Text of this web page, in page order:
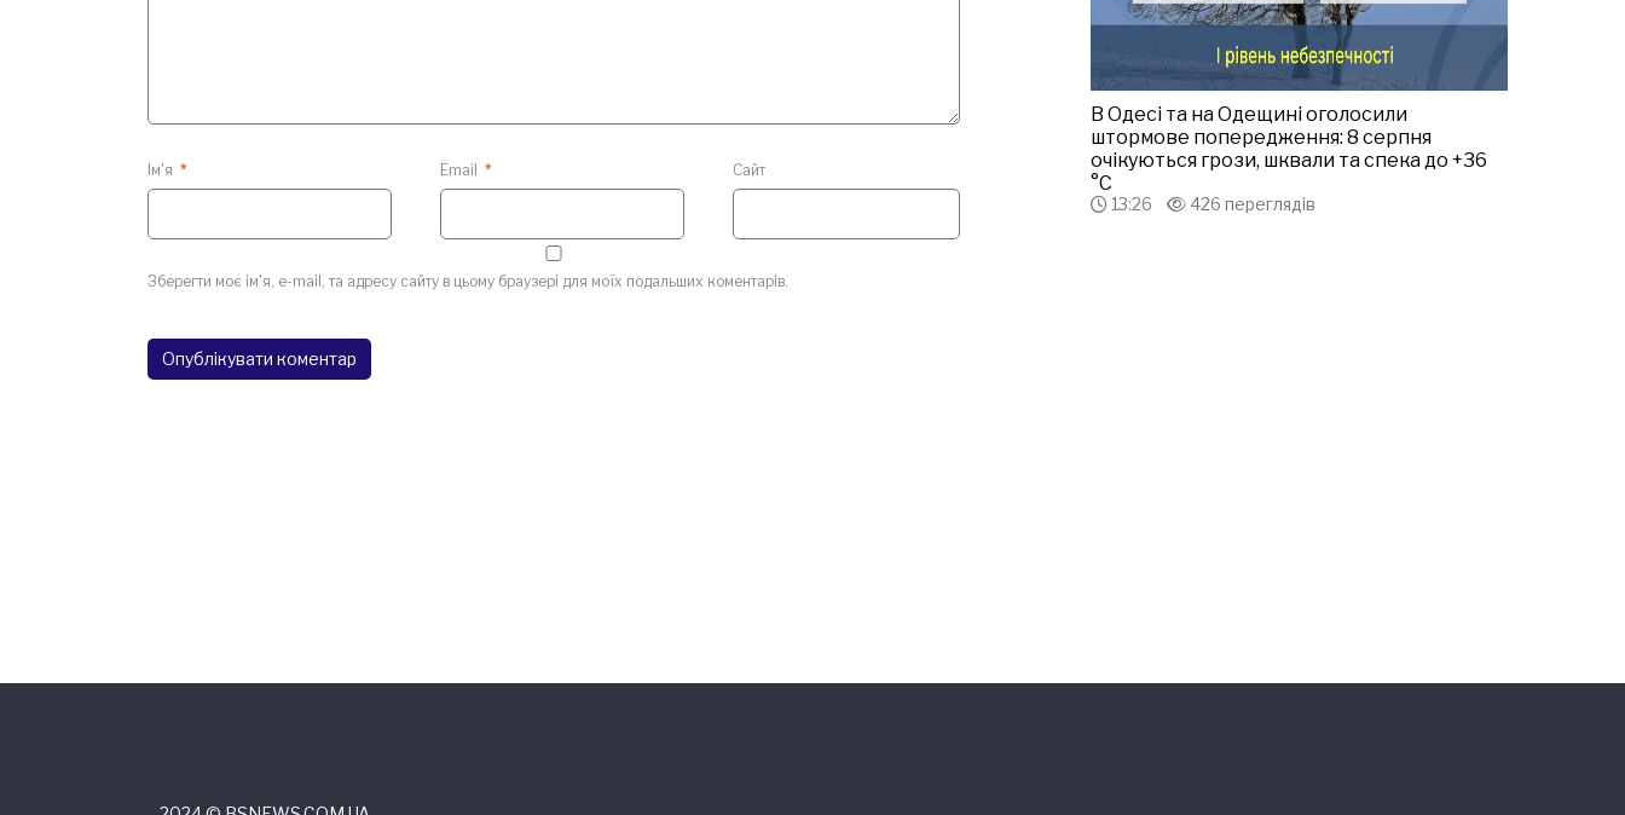
Ім'я * Email * Сайт
Зберегти моє ім'я, e-mail, та адресу сайту в цьому браузері для моїх подальших коментарів.
В Одесі та на Одещині оголосили
штормове попередження: 8 серпня
очікуються грози, шквали та спека до +36
°С
13:26 426 переглядів